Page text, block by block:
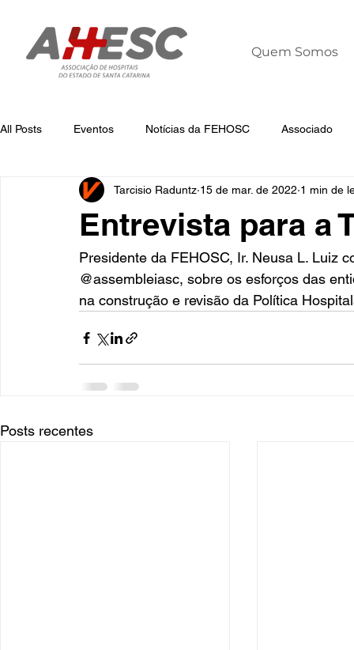
Quem Somos
All Posts Eventos Notícias da FEHOSC Associado
Notícias da AHESC Liderança Dia
Entrevista para a
Tarcisio Raduntz 15 de mar. de 2022 1 min de
Presidente da FEHOSC, Ir. Neusa L. Luiz
@assembleiasc, sobre os esforços das
na construção e revisão da Política
Posts recentes